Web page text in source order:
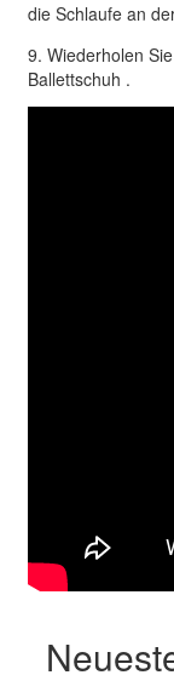
die Schlaufe an
9. Wiederholen
Ballettschuh .